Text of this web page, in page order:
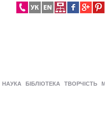
НАУКА БІБЛІОТЕКА ТВОРЧІСТЬ